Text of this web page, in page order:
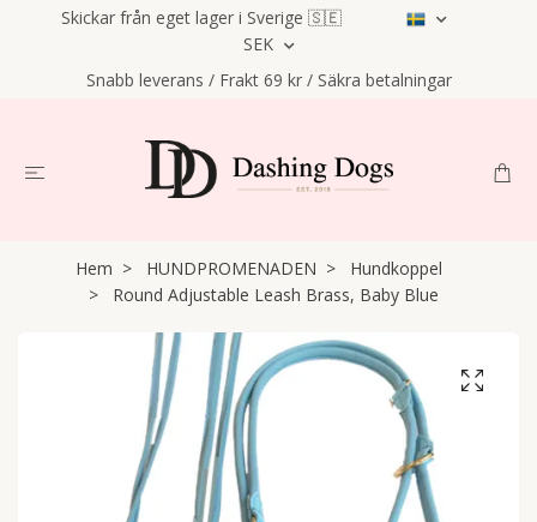
Skickar från eget lager i Sverige 🇸🇪
SEK
Snabb leverans / Frakt 69 kr / Säkra betalningar
Hem HUNDPROMENADEN
Hundkoppel
Round Adjustable Leash Brass, Baby Blue